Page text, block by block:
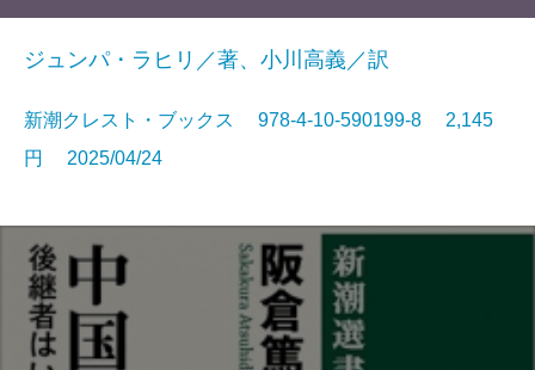
ジュンパ・ラヒリ／著、小川高義／訳
新潮クレスト・ブックス 978-4-10-590199-8 2,145
円 2025/04/24